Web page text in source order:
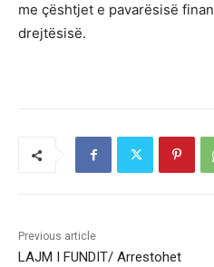
me çështjet e pavarësisë
drejtësisë.
Previous article
LAJM I FUNDIT/ Arrestohet